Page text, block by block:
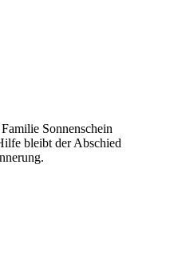
Sonnenschein
bleibt der Abschied